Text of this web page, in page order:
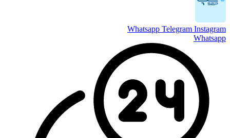
Whatsapp Telegram Instagram
Whatsapp